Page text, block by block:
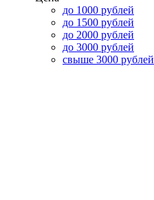
до 1000 рублей
до 1500 рублей
до 2000 рублей
до 3000 рублей
свыше 3000 рублей